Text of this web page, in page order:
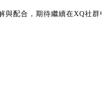
與配合，期待繼續在XQ社群